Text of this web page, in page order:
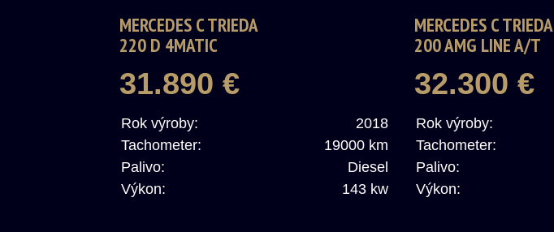
MERCEDES C TRIEDA
220 D 4MATIC
31.890 €
Rok výroby:
2018
Tachometer:
19000 km
Palivo:
Diesel
Výkon:
143 kw
MERCEDES C TRIEDA
200 AMG LINE A/T
32.300 €
Rok výroby:
Tachometer:
Palivo:
Výkon: